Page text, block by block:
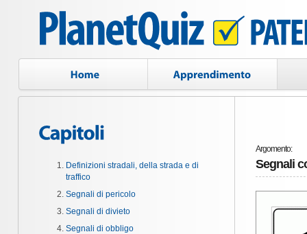
Definizioni stradali, della strada e di
traffico
Segnali di pericolo
Segnali di divieto
Segnali di obbligo
Argomento:
Segnali